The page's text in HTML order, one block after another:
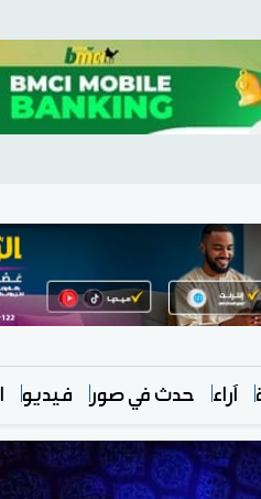
آراء حدث في صور فيديو